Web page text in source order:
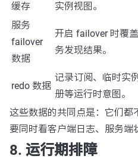
缓存
实例视图。
服务
failover
数据
开启 failover 时覆
务发现结果。
redo 数据
记录订阅、临时实
册等运行时意图。
这些数据的共同点是：它们都
要同时看客户端日志、服务端
8. 运行期排障